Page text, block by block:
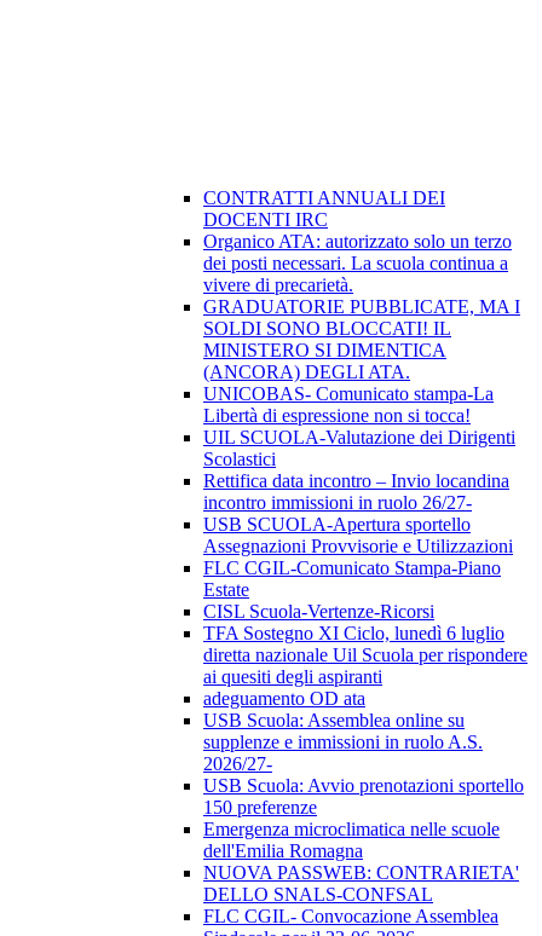
CONTRATTI ANNUALI DEI
DOCENTI IRC
Organico ATA: autorizzato solo un terzo
dei posti necessari. La scuola continua a
vivere di precarietà.
GRADUATORIE PUBBLICATE, MA I
SOLDI SONO BLOCCATI! IL
MINISTERO SI DIMENTICA
(ANCORA) DEGLI ATA.
UNICOBAS- Comunicato stampa-La
Libertà di espressione non si tocca!
UIL SCUOLA-Valutazione dei Dirigenti
Scolastici
Rettifica data incontro – Invio locandina
incontro immissioni in ruolo 26/27-
USB SCUOLA-Apertura sportello
Assegnazioni Provvisorie e Utilizzazioni
FLC CGIL-Comunicato Stampa-Piano
Estate
CISL Scuola-Vertenze-Ricorsi
TFA Sostegno XI Ciclo, lunedì 6 luglio
diretta nazionale Uil Scuola per rispondere
ai quesiti degli aspiranti
adeguamento OD ata
USB Scuola: Assemblea online su
supplenze e immissioni in ruolo A.S.
2026/27-
USB Scuola: Avvio prenotazioni sportello
150 preferenze
Emergenza microclimatica nelle scuole
dell'Emilia Romagna
NUOVA PASSWEB: CONTRARIETA'
DELLO SNALS-CONFSAL
FLC CGIL- Convocazione Assemblea